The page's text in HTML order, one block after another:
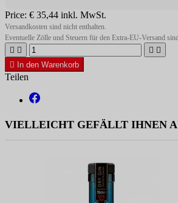
Price: € 35,44 inkl. MwSt.
Versandkosten sind nicht enthalten.
Eventuelle Zölle und Steuern für den Extra-EU-Versand
   

In den Warenkorb
Teilen
VIELLEICHT GEFÄLLT IHNEN